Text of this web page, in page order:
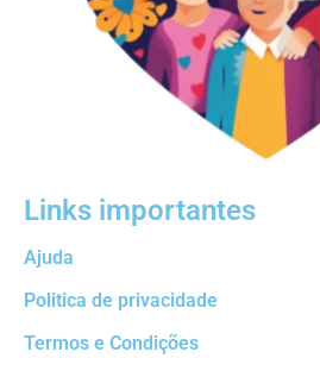
Links importantes
Ajuda
Politica de privacidade
Termos e Condições